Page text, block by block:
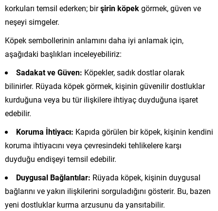
korkuları temsil ederken; birşirin köpekgörmek, güven ve
neşeyi simgeler.
Köpek sembollerinin anlamını daha iyi anlamak için,
aşağıdaki başlıkları inceleyebiliriz:
Sadakat ve Güven: Köpekler, sadık dostlar olarak
bilinirler. Rüyada köpek görmek, kişinin güvenilir dostluklar
kurduğuna veya bu tür ilişkilere ihtiyaç duyduğuna işaret
edebilir.
Koruma İhtiyacı: Kapıda görülen bir köpek, kişinin kendini
koruma ihtiyacını veya çevresindeki tehlikelere karşı
duyduğu endişeyi temsil edebilir.
Duygusal Bağlantılar: Rüyada köpek, kişinin duygusal
bağlarını ve yakın ilişkilerini sorguladığını gösterir. Bu, bazen
yeni dostluklar kurma arzusunu da yansıtabilir.